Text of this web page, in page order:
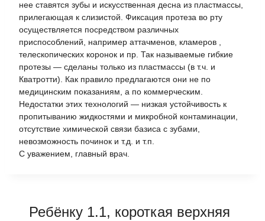
нее ставятся зубы и искусственная десна из пластмассы,
прилегающая к слизистой. Фиксация протеза во рту
осуществляется посредством различных
приспособлений, например аттачменов, кламеров ,
телескопических коронок и пр. Так называемые гибкие
протезы — сделаны только из пластмассы (в т.ч. и
Кватротти). Как правило предлагаются они не по
медицинским показаниям, а по коммерческим.
Недостатки этих технологий — низкая устойчивость к
пропитыванию жидкостями и микробной контаминации,
отсутствие химической связи базиса с зубами,
невозможность починок и т.д. и т.п.
С уважением, главный врач.
Ребёнку 1.1, короткая верхняя